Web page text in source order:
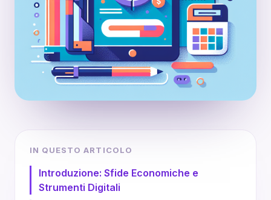
IN QUESTO ARTICOLO
Introduzione: Sfide Economiche e
Strumenti Digitali